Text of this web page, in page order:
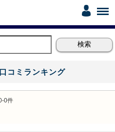
コミランキング
0件